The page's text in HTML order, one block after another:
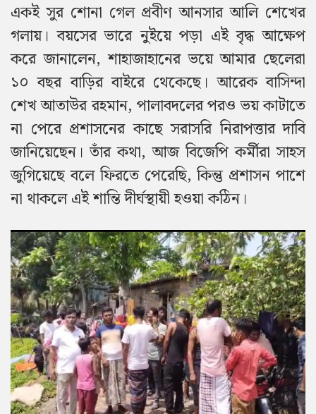
একই সুর শোনা গেল প্রবীণ আনসার আলি শেখের
গলায়। বয়সের ভারে নুইয়ে পড়া এই বৃদ্ধ আক্ষেপ
করে জানালেন, শাহাজাহানের ভয়ে আমার ছেলেরা
১০ বছর বাড়ির বাইরে থেকেছে। আরেক বাসিন্দা
শেখ আতাউর রহমান, পালাবদলের পরও ভয় কাটাতে
না পেরে প্রশাসনের কাছে সরাসরি নিরাপত্তার দাবি
জানিয়েছেন। তাঁর কথা, আজ বিজেপি কর্মীরা সাহস
জুগিয়েছে বলে ফিরতে পেরেছি, কিন্তু প্রশাসন পাশে
না থাকলে এই শান্তি দীর্ঘস্থায়ী হওয়া কঠিন।